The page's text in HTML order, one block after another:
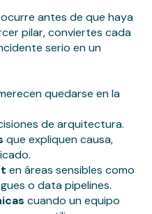
antes de que haya
pilar, conviertes cada
serio en un
quedarse en la
de arquitectura.
que expliquen causa,
en áreas sensibles como
o data pipelines.
cuando un equipo